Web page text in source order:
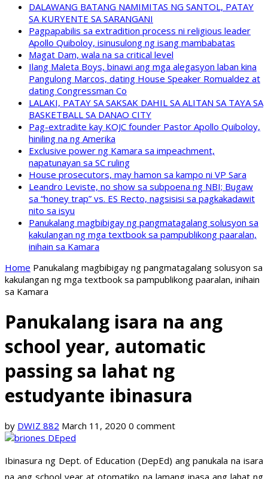
DALAWANG BATANG NAMIMITAS NG SANTOL, PATAY
SA KURYENTE SA SARANGANI
Pagpapabilis sa extradition process ni religious leader
Apollo Quiboloy, isinusulong ng isang mambabatas
Magat Dam, wala na sa critical level
Ilang Maleta Boys, binawi ang mga alegasyon laban kina
Pangulong Marcos, dating House Speaker Romualdez at
dating Congressman Co
LALAKI, PATAY SA SAKSAK DAHIL SA ALITAN SA TAYA SA
BASKETBALL SA DANAO CITY
Pag-extradite kay KOJC founder Pastor Apollo Quiboloy,
hiniling na ng Amerika
Exclusive power ng Kamara sa impeachment,
napatunayan sa SC ruling
House prosecutors, may hamon sa kampo ni VP Sara
Leandro Leviste, no show sa subpoena ng NBI; Bugaw
sa “honey trap” vs. ES Recto, nagsisisi sa pagkakadawit
nito sa isyu
Panukalang magbibigay ng pangmatagalang solusyon sa
kakulangan ng mga textbook sa pampublikong paaralan,
inihain sa Kamara
Home Panukalang magbibigay ng pangmatagalang solusyon sa
kakulangan ng mga textbook sa pampublikong paaralan, inihain
sa Kamara
Panukalang isara na ang
school year, automatic
passing sa lahat ng
estudyante ibinasura
by DWIZ 882 March 11, 2020 0 comment
Ibinasura ng Dept. of Education (DepEd) ang panukala na isara